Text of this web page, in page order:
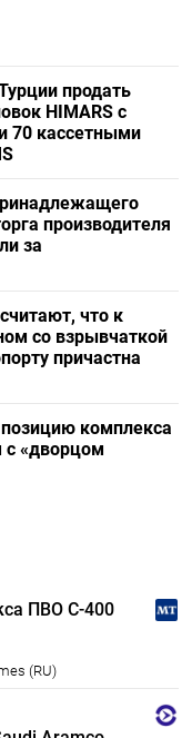
продать
HIMARS с
70 кассетными
производителя
за
что к
со взрывчаткой
причастна
комплекса
«дворцом